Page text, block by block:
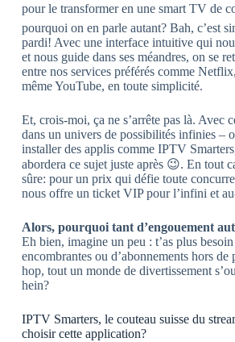
pour le transformer en une smart TV de
pourquoi on en parle autant? Bah, c’est
pardi! Avec une interface intuitive qui
et nous guide dans ses méandres, on se
entre nos services préférés comme
même YouTube, en toute simplicité.
Et, crois-moi, ça ne s’arrête pas là. Avec
dans un univers de possibilités infinies –
installer des applis comme IPTV
abordera ce sujet juste après 😉. En tout
sûre: pour un prix qui défie toute
nous offre un ticket VIP pour l’infini et
Alors, pourquoi tant d’engouement
Eh bien, imagine un peu : t’as plus
encombrantes ou d’abonnements hors
hop, tout un monde de divertissement
hein?
IPTV Smarters, le couteau suisse du
choisir cette application?